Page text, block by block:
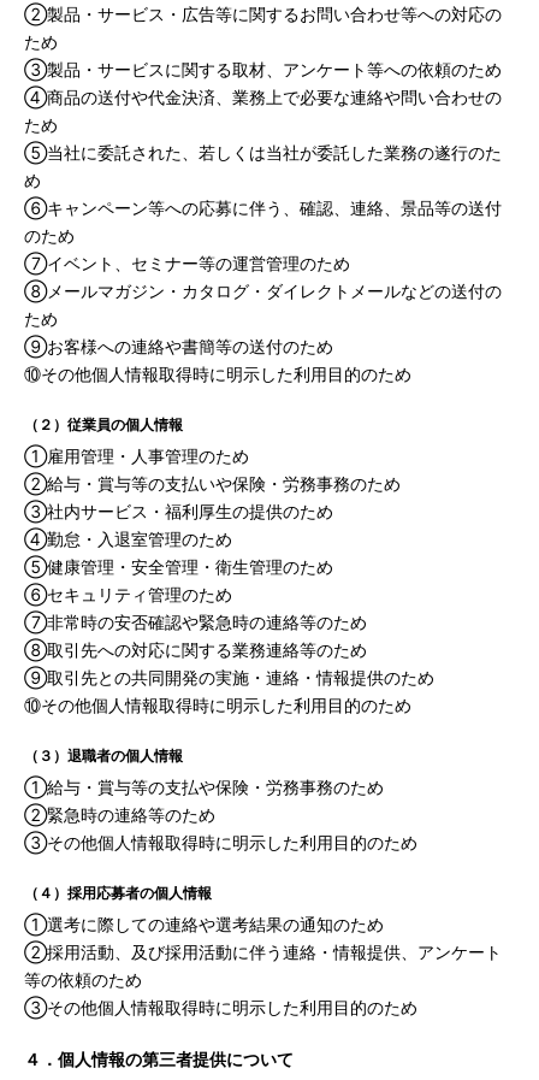
②製品・サービス・広告等に関するお問い合わせ等への対応の
ため
③製品・サービスに関する取材、アンケート等への依頼のため
④商品の送付や代金決済、業務上で必要な連絡や問い合わせの
ため
⑤当社に委託された、若しくは当社が委託した業務の遂行のた
め
⑥キャンペーン等への応募に伴う、確認、連絡、景品等の送付
のため
⑦イベント、セミナー等の運営管理のため
⑧メールマガジン・カタログ・ダイレクトメールなどの送付の
ため
⑨お客様への連絡や書簡等の送付のため
⑩その他個人情報取得時に明示した利用目的のため
（２）従業員の個人情報
①雇用管理・人事管理のため
②給与・賞与等の支払いや保険・労務事務のため
③社内サービス・福利厚生の提供のため
④勤怠・入退室管理のため
⑤健康管理・安全管理・衛生管理のため
⑥セキュリティ管理のため
⑦非常時の安否確認や緊急時の連絡等のため
⑧取引先への対応に関する業務連絡等のため
⑨取引先との共同開発の実施・連絡・情報提供のため
⑩その他個人情報取得時に明示した利用目的のため
（３）退職者の個人情報
①給与・賞与等の支払や保険・労務事務のため
②緊急時の連絡等のため
③その他個人情報取得時に明示した利用目的のため
（４）採用応募者の個人情報
①選考に際しての連絡や選考結果の通知のため
②採用活動、及び採用活動に伴う連絡・情報提供、アンケート
等の依頼のため
③その他個人情報取得時に明示した利用目的のため
４．個人情報の第三者提供について